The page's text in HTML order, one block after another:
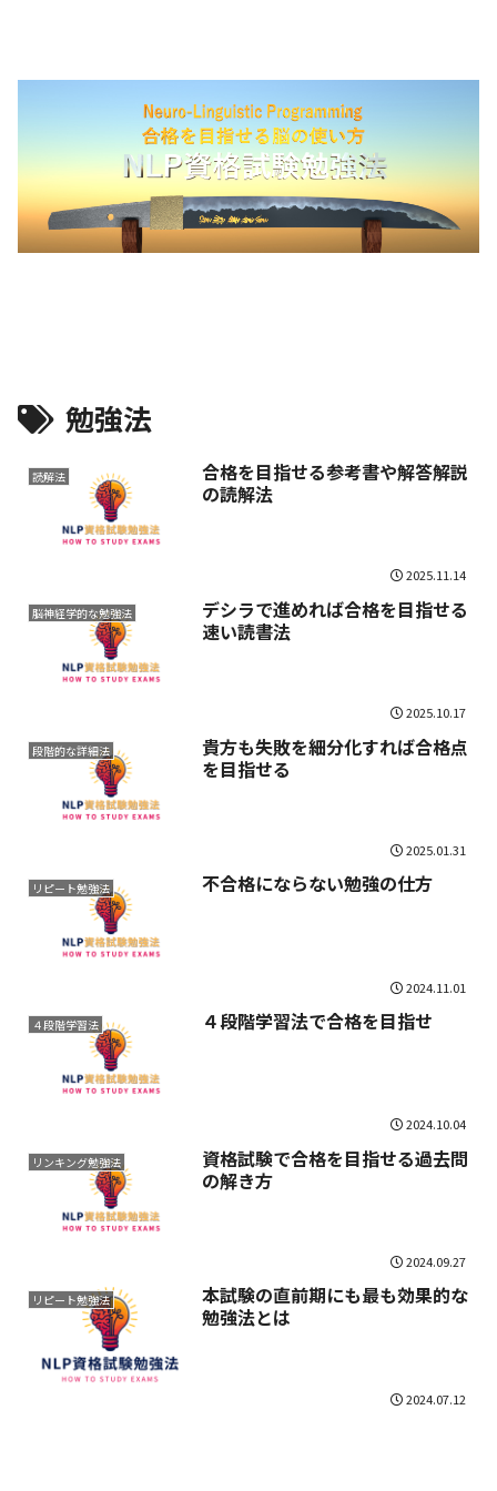
勉強法
読解法
合格を目指せる参考書や解答解説
の読解法
2025.11.14
脳神経学的な勉強法
デシラで進めれば合格を目指せる
速い読書法
2025.10.17
段階的な詳細法
貴方も失敗を細分化すれば合格点
を目指せる
2025.01.31
リピート勉強法 不合格にならない勉強の仕方
2024.11.01
４段階学習法 ４段階学習法で合格を目指せ
2024.10.04
リンキング勉強法
資格試験で合格を目指せる過去問
の解き方
2024.09.27
リピート勉強法
本試験の直前期にも最も効果的な
勉強法とは
2024.07.12